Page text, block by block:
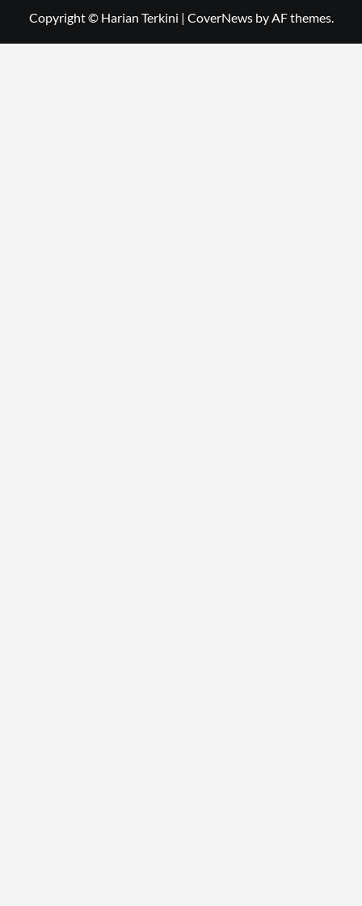
Copyright © Harian Terkini | CoverNewsby AF themes.